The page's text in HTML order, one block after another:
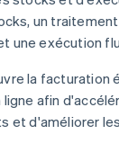
un
une exécution
la facturation
ligne afin
et d'améliorer